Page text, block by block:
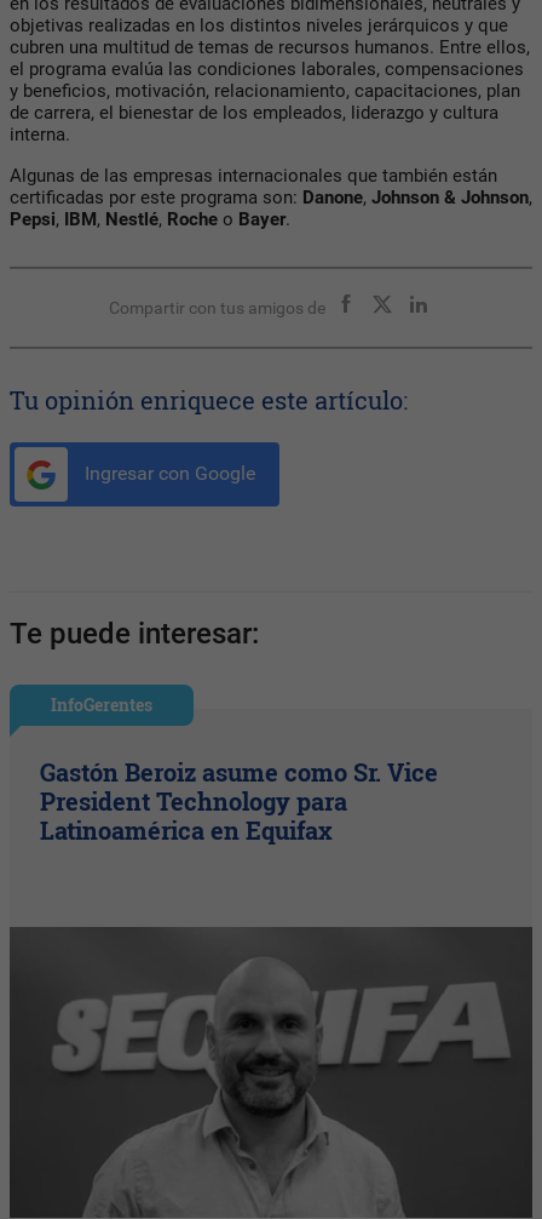
objetivas realizadas en los distintos niveles jerárquicos y que
cubren una multitud de temas de recursos humanos. Entre ellos,
el programa evalúa las condiciones laborales, compensaciones
y beneficios, motivación, relacionamiento, capacitaciones, plan
de carrera, el bienestar de los empleados, liderazgo y cultura
interna.
Algunas de las empresas internacionales que también están
certificadas por este programa son: Danone, Johnson & Johnson,
Pepsi, IBM, Nestlé, Roche o Bayer.
Compartir con tus amigos de
Tu opinión enriquece este artículo:
Ingresar con Google
Te puede interesar:
InfoGerentes
Gastón Beroiz asume como Sr. Vice
President Technology para
Latinoamérica en Equifax